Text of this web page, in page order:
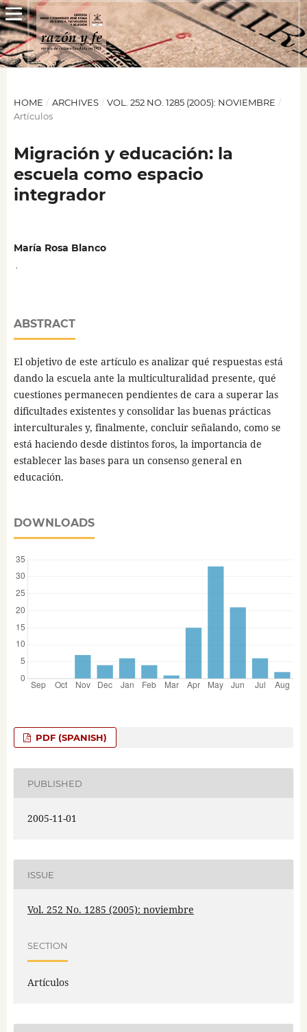
HOME / ARCHIVES / VOL. 252 NO. 1285 (2005): NOVIEMBRE /
Artículos
Migración y educación: la
escuela como espacio
integrador
María Rosa Blanco
ABSTRACT
El objetivo de este artículo es analizar qué respuestas está
dando la escuela ante la multiculturalidad presente, qué
cuestiones permanecen pendientes de cara a superar las
dificultades existentes y consolidar las buenas prácticas
interculturales y, finalmente, concluir señalando, como se
está haciendo desde distintos foros, la importancia de
establecer las bases para un consenso general en
educación.
DOWNLOADS
PDF (SPANISH)
PUBLISHED
2005-11-01
ISSUE
Vol. 252 No. 1285 (2005): noviembre
SECTION
Artículos